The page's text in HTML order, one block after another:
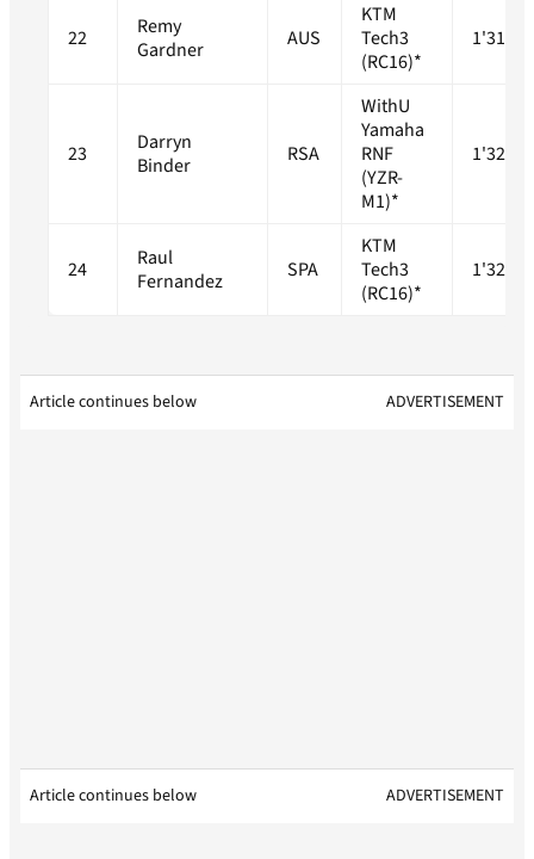
22
Remy
Gardner
AUS
KTM
Tech3
(RC16)*
23
Darryn
Binder
RSA
WithU
Yamaha
RNF
(YZR-
M1)*
24
Raul
Fernandez
SPA
KTM
Tech3
(RC16)*
Article continues below ADVERTISEMENT
Article continues below ADVERTISEMENT